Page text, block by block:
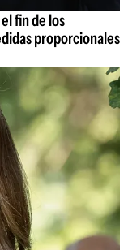
fin de los
proporcionales